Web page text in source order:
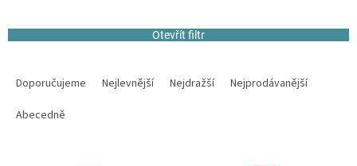
Otevřít filtr
Doporučujeme Nejlevnější Nejdražší
Nejprodávanější
Abecedně